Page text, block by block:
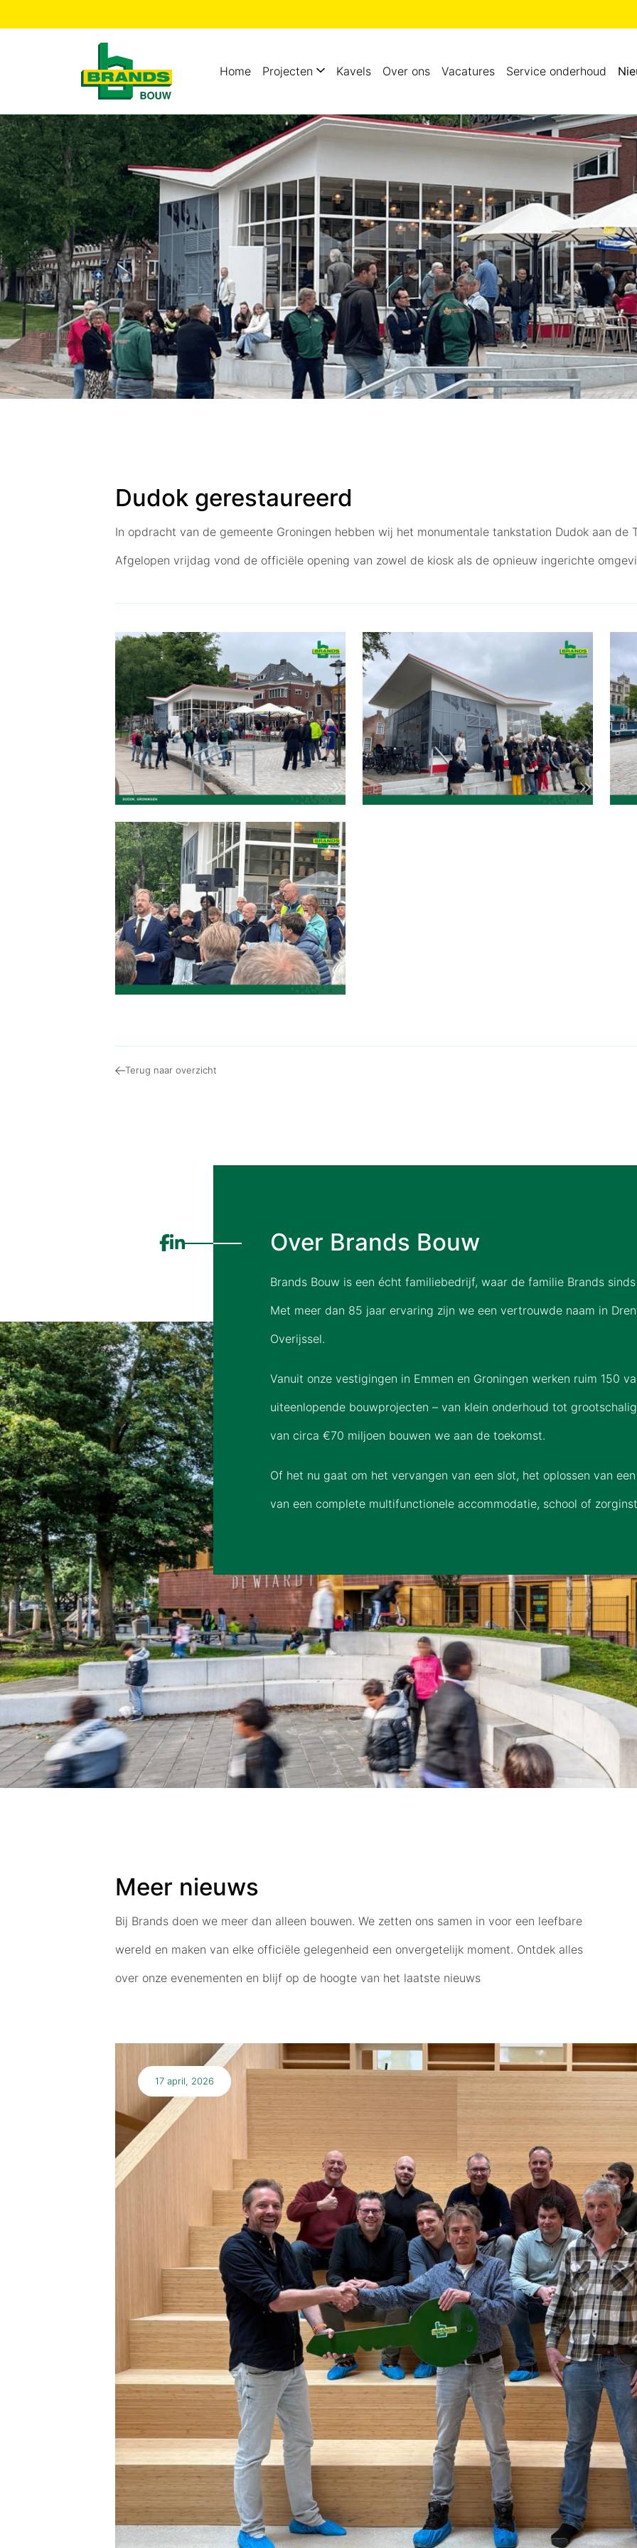
Home Projecten Kavels Over ons Vacatures Service onderhoud
Dudok gerestaureerd
In opdracht van de gemeente Groningen hebben wij het monumentale tankstation Dudok aan de
Afgelopen vrijdag vond de officiële opening van zowel de kiosk als de opnieuw ingerichte
Terug naar overzicht
Over Brands Bouw
Brands Bouw is een écht familiebedrijf, waar de familie Brands
Met meer dan 85 jaar ervaring zijn we een vertrouwde naam in
Overijssel.
Vanuit onze vestigingen in Emmen en Groningen werken ruim 150
uiteenlopende bouwprojecten – van klein onderhoud tot
van circa €70 miljoen bouwen we aan de toekomst.
Of het nu gaat om het vervangen van een slot, het oplossen van
van een complete multifunctionele accommodatie, school of
Meer nieuws
Bij Brands doen we meer dan alleen bouwen. We zetten ons samen in voor een leefbare
wereld en maken van elke officiële gelegenheid een onvergetelijk moment. Ontdek alles
over onze evenementen en blijf op de hoogte van het laatste nieuws
17 april, 2026